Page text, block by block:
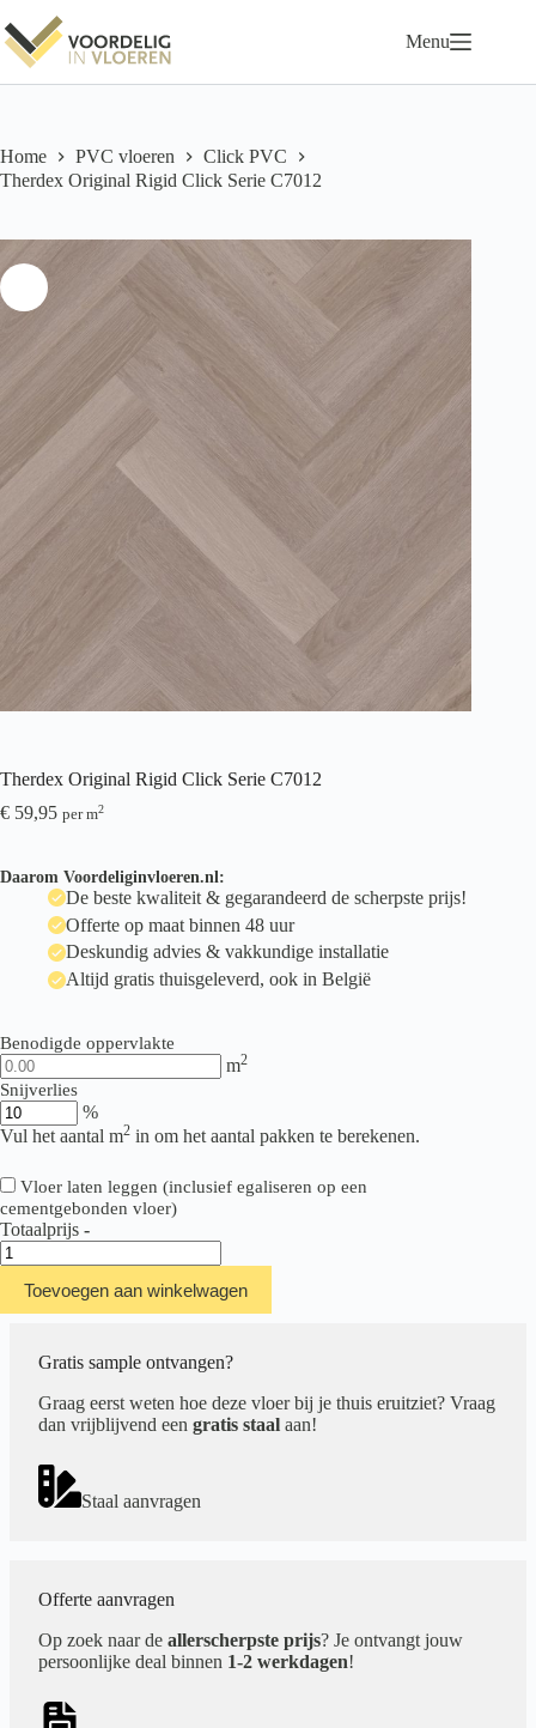
naar
de
inhoud
Menu
Home PVC vloeren
Click PVC
Therdex Original Rigid Click Serie C7012
Therdex Original Rigid Click Serie C7012
€ 59,95 per m2
Daarom Voordeliginvloeren.nl:
De beste kwaliteit & gegarandeerd de scherpste prijs!
Offerte op maat binnen 48 uur
Deskundig advies & vakkundige installatie
Altijd gratis thuisgeleverd, ook in België
Benodigde oppervlakte
m2
Snijverlies
%
Vul het aantal m2 in om het aantal pakken te berekenen.
Vloer laten leggen (inclusief egaliseren op een
cementgebonden vloer)
Totaalprijs -
Therdex
Original
Rigid
Click
C7012
aantal
Toevoegen aan winkelwagen
Gratis sample ontvangen?
Graag eerst weten hoe deze vloer bij je thuis eruitziet? Vraag
dan vrijblijvend een gratis staal aan!
Staal aanvragen
Offerte aanvragen
Op zoek naar de allerscherpste prijs? Je ontvangt jouw
persoonlijke deal binnen 1-2 werkdagen!